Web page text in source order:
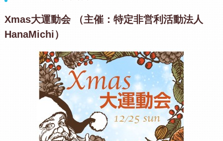
Xmas大運動会 （主催：特定非営利活動法人
HanaMichi）